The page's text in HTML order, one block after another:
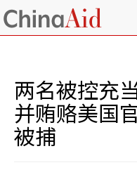
两名被控充
并贿赂美国
被捕